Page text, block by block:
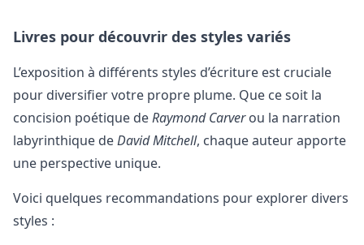
Livres pour découvrir des styles variés
L’exposition à différents styles d’écriture est cruciale
pour diversifier votre propre plume. Que ce soit la
concision poétique deRaymond Carverou la narration
labyrinthique deDavid Mitchell, chaque auteur apporte
une perspective unique.
Voici quelques recommandations pour explorer divers
styles :